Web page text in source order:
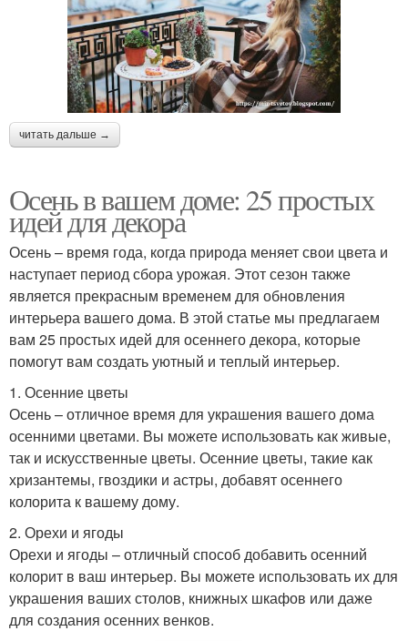
читать дальше →
Осень в вашем доме: 25 простых
идей для декора
Осень – время года, когда природа меняет свои цвета и
наступает период сбора урожая. Этот сезон также
является прекрасным временем для обновления
интерьера вашего дома. В этой статье мы предлагаем
вам 25 простых идей для осеннего декора, которые
помогут вам создать уютный и теплый интерьер.
1. Осенние цветы
Осень – отличное время для украшения вашего дома
осенними цветами. Вы можете использовать как живые,
так и искусственные цветы. Осенние цветы, такие как
хризантемы, гвоздики и астры, добавят осеннего
колорита к вашему дому.
2. Орехи и ягоды
Орехи и ягоды – отличный способ добавить осенний
колорит в ваш интерьер. Вы можете использовать их для
украшения ваших столов, книжных шкафов или даже
для создания осенних венков.